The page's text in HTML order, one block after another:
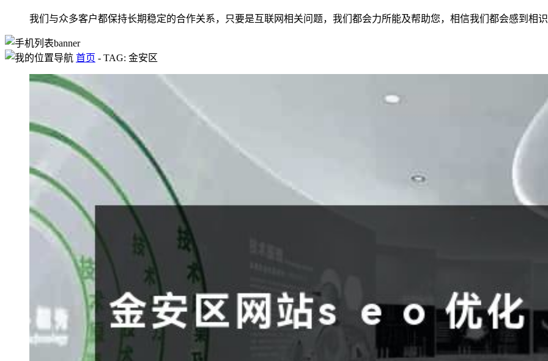
我们与众多客户都保持长期稳定的合作关系，只要是互联网相关问题，我们都会力所能及帮助您，相信我们都会感到相
首页 - TAG: 金安区